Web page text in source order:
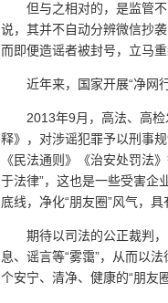
但与之相对的，是监管
说，其并不自动分辨微信抄
而即便造谣者被封号，立马
近年来，国家开展“净网
2013年9月，高法、高
释》，对涉谣犯罪予以刑事
《民法通则》《治安处罚法
于法律”，这也是一些受害企
底线，净化“朋友圈”风气，具
期待以司法的公正裁判
息、谣言等“雾霭”，从而以
个安宁、清净、健康的“朋友